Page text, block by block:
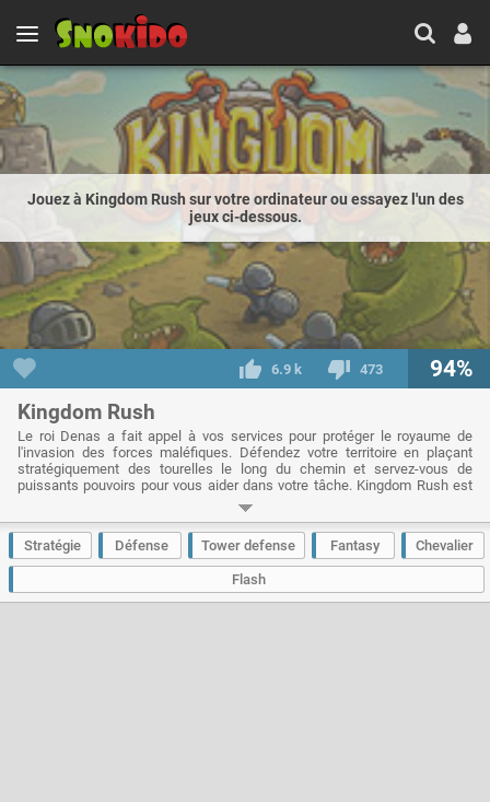
Jouez à Kingdom Rush sur votre ordinateur ou essayez l'un des
jeux ci-dessous.
6.9 k 473 94%
Kingdom Rush
Le roi Denas a fait appel à vos services pour protéger le royaume de
l'invasion des forces maléfiques. Défendez votre territoire en plaçant
stratégiquement des tourelles le long du chemin et servez-vous de
puissants pouvoirs pour vous aider dans votre tâche. Kingdom Rush est
un Tower Defense très complet et superbement réalisé qui vous
proposera de longues heures de jeu si vous voulez finir la campagne avec
toutes les étoiles et dans tous les modes de difficulté.
Développeur :IronHide - Joué212 kfois
Stratégie Défense Tower defense Fantasy Chevalier
Flash